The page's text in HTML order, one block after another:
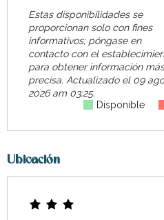
Estas disponibilidades se
proporcionan solo con fines
informativos; póngase en
contacto con el
para obtener información más
precisa. Actualizado el09
2026 am 03:25.
Disponible
Ubicación